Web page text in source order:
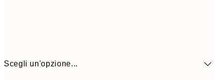
Scegli un'opzione...